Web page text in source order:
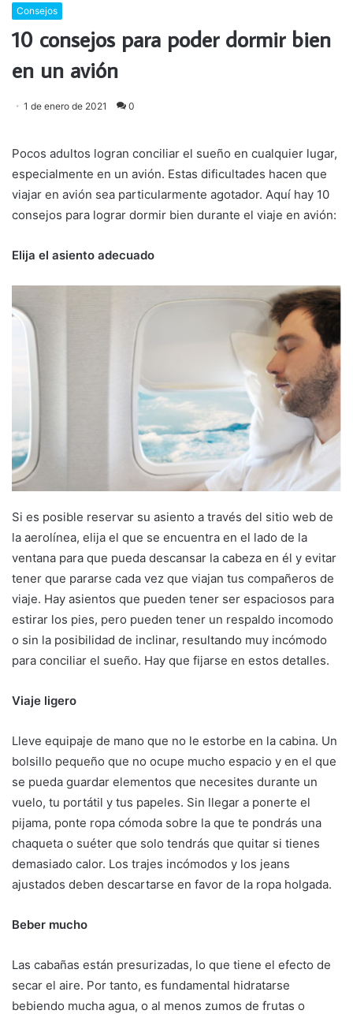
Consejos
10 consejos para poder dormir bien
en un avión
1 de enero de 2021 0
Pocos adultos logran conciliar el sueño en cualquier lugar,
especialmente en un avión. Estas dificultades hacen que
viajar en avión sea particularmente agotador. Aquí hay 10
consejos para lograr dormir bien durante el viaje en avión:
Elija el asiento adecuado
Si es posible reservar su asiento a través del sitio web de
la aerolínea, elija el que se encuentra en el lado de la
ventana para que pueda descansar la cabeza en él y evitar
tener que pararse cada vez que viajan tus compañeros de
viaje. Hay asientos que pueden tener ser espaciosos para
estirar los pies, pero pueden tener un respaldo incomodo
o sin la posibilidad de inclinar, resultando muy incómodo
para conciliar el sueño. Hay que fijarse en estos detalles.
Viaje ligero
Lleve equipaje de mano que no le estorbe en la cabina. Un
bolsillo pequeño que no ocupe mucho espacio y en el que
se pueda guardar elementos que necesites durante un
vuelo, tu portátil y tus papeles. Sin llegar a ponerte el
pijama, ponte ropa cómoda sobre la que te pondrás una
chaqueta o suéter que solo tendrás que quitar si tienes
demasiado calor. Los trajes incómodos y los jeans
ajustados deben descartarse en favor de la ropa holgada.
Beber mucho
Las cabañas están presurizadas, lo que tiene el efecto de
secar el aire. Por tanto, es fundamental hidratarse
bebiendo mucha agua, o al menos zumos de frutas o